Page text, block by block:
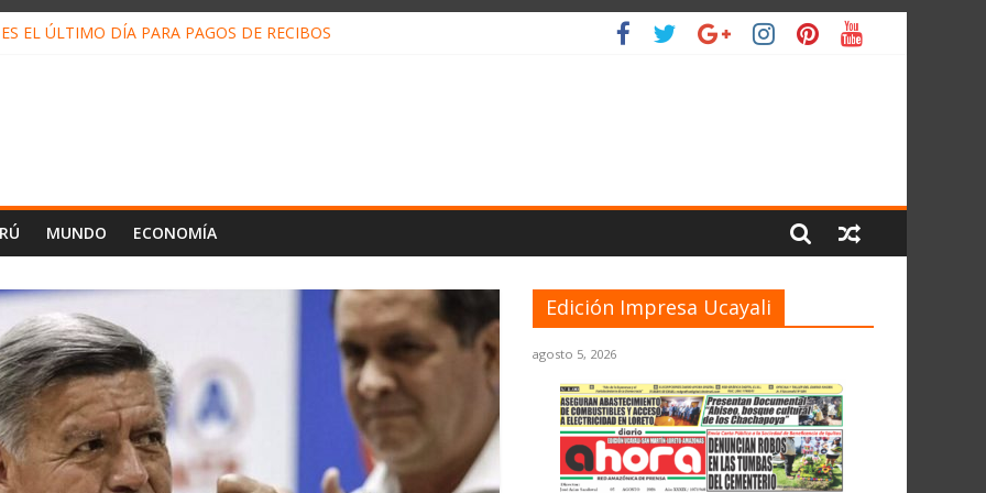
EL ÚLTIMO DÍA PARA PAGOS DE RECIBOS
MUNDO ECONOMÍA
Edición Impresa Ucayali
agosto 5, 2026